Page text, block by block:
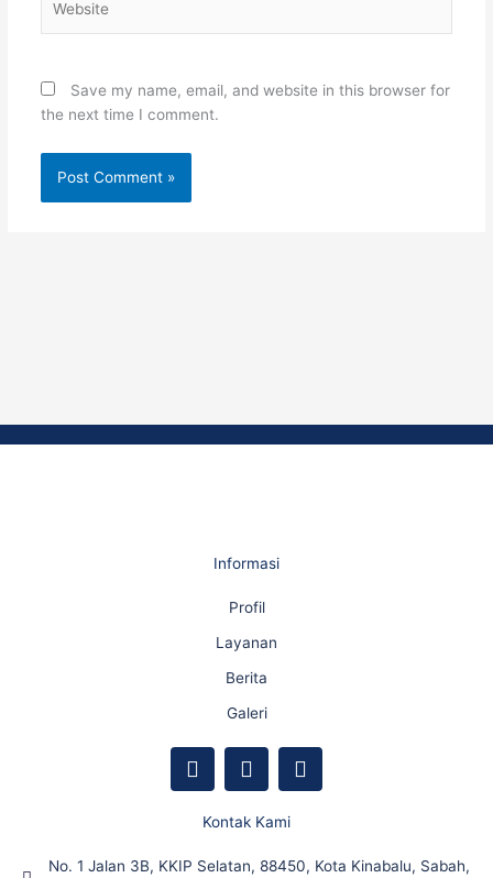
Save my name, email, and website in this browser for
the next time I comment.
Informasi
Profil
Layanan
Berita
Galeri
F
a
e
o
Y
o
t
b
I
n
g
Kontak Kami
No. 1 Jalan 3B, KKIP Selatan, 88450, Kota Kinabalu, Sabah,